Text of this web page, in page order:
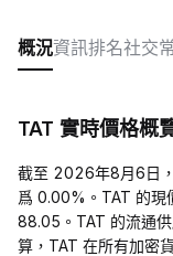
概況資訊排名社交
TAT 實時價格概
截至 2026年8月6日
爲 0.00%。TAT 的
88.05。TAT 的流通
算，TAT 在所有加密